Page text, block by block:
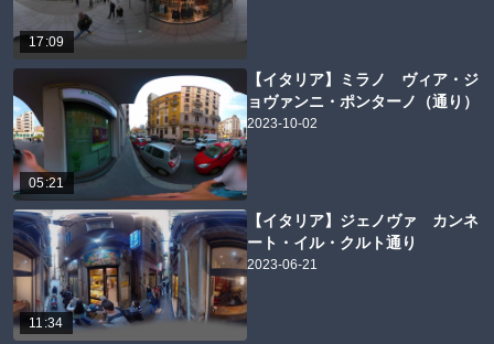
17:09
05:21
【イタリア】ミラノ ヴィア・ジ
ョヴァンニ・ポンターノ（通り）
2023-10-02
11:34
【イタリア】ジェノヴァ カンネ
ート・イル・クルト通り
2023-06-21